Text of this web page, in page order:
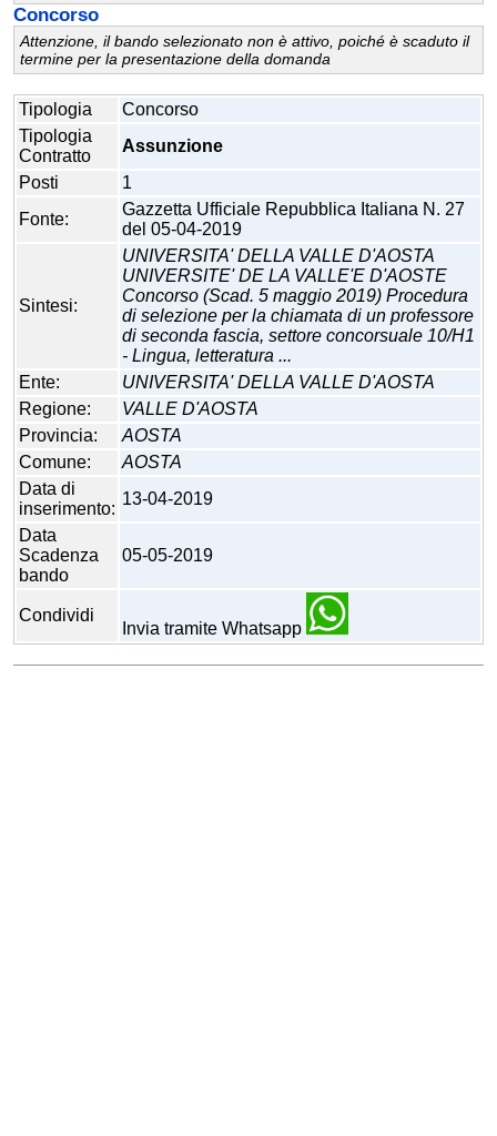
Concorso
Attenzione, il bando selezionato non è attivo, poiché è scaduto il
termine per la presentazione della domanda
Tipologia
Concorso
Tipologia
Contratto
Assunzione
Posti
1
Fonte:
Gazzetta Ufficiale Repubblica Italiana N. 27
del 05-04-2019
Sintesi:
UNIVERSITA' DELLA VALLE D'AOSTA
UNIVERSITE' DE LA VALLE'E D'AOSTE
Concorso (Scad. 5 maggio 2019) Procedura
di selezione per la chiamata di un professore
di seconda fascia, settore concorsuale 10/H1
- Lingua, letteratura ...
Ente:
UNIVERSITA' DELLA VALLE D'AOSTA
Regione:
VALLE D'AOSTA
Provincia:
AOSTA
Comune:
AOSTA
Data di
inserimento:
13-04-2019
Data
Scadenza
bando
05-05-2019
Condividi
Invia tramite Whatsapp